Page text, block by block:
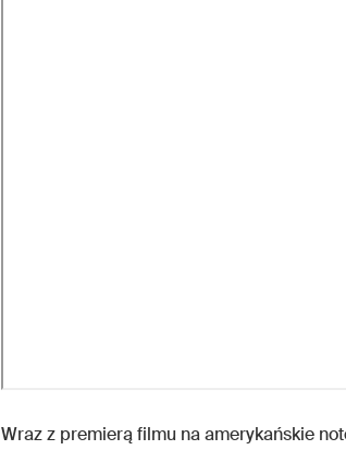
Wraz z premierą filmu na amerykańskie